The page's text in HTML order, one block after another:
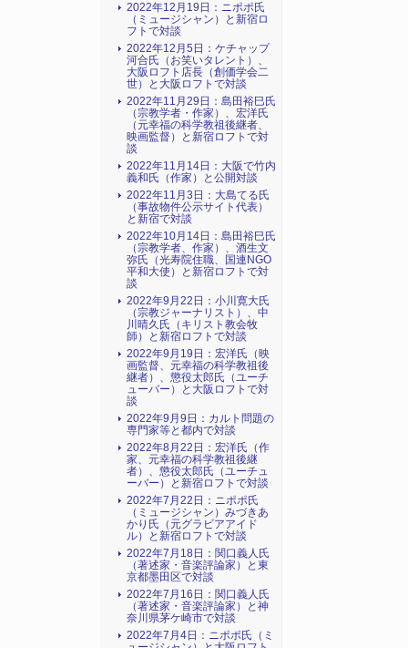
2022年12月19日：ニポポ氏
（ミュージシャン）と新宿ロ
フトで対談
2022年12月5日：ケチャップ
河合氏（お笑いタレント）、
大阪ロフト店長（創価学会二
世）と大阪ロフトで対談
2022年11月29日：島田裕巳氏
（宗教学者・作家）、宏洋氏
（元幸福の科学教祖後継者、
映画監督）と新宿ロフトで対
談
2022年11月14日：大阪で竹内
義和氏（作家）と公開対談
2022年11月3日：大島てる氏
（事故物件公示サイト代表）
と新宿で対談
2022年10月14日：島田裕巳氏
（宗教学者、作家）、酒生文
弥氏（光寿院住職、国連NGO
平和大使）と新宿ロフトで対
談
2022年9月22日：小川寛大氏
（宗教ジャーナリスト）、中
川晴久氏（キリスト教会牧
師）と新宿ロフトで対談
2022年9月19日：宏洋氏（映
画監督、元幸福の科学教祖後
継者）、懲役太郎氏（ユーチ
ューバー）と大阪ロフトで対
談
2022年9月9日：カルト問題の
専門家等と都内で対談
2022年8月22日：宏洋氏（作
家、元幸福の科学教祖後継
者）、懲役太郎氏（ユーチュ
ーバー）と新宿ロフトで対談
2022年7月22日：ニポポ氏
（ミュージシャン）みづきあ
かり氏（元グラビアアイド
ル）と新宿ロフトで対談
2022年7月18日：関口義人氏
（著述家・音楽評論家）と東
京都墨田区で対談
2022年7月16日：関口義人氏
（著述家・音楽評論家）と神
奈川県茅ケ崎市で対談
2022年7月4日：ニポポ氏（ミ